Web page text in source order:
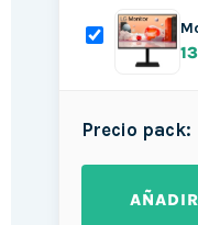
Precio pack: